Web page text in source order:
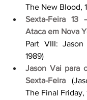
The New Blood,
Sexta-Feira
Ataca em Nova
Part VIII: Jason
1989)
Jason Vai para
Sexta-Feira
The Final Friday,